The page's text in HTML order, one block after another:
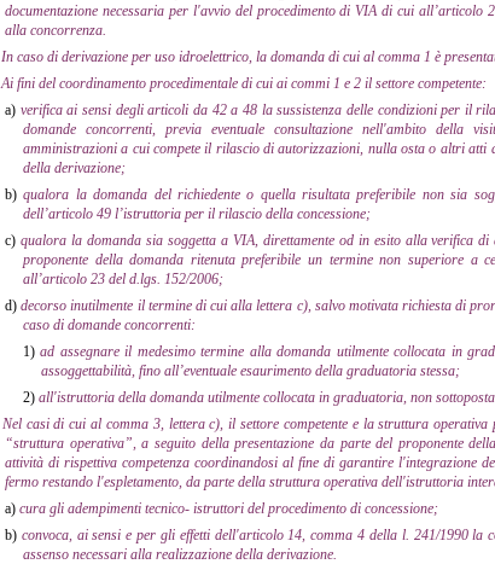
documentazione necessaria per l'avvio del procedimento di VIA di cui
alla concorrenza.
In caso di derivazione per uso idroelettrico, la domanda di cui al comma 1 è
Ai fini del coordinamento procedimentale di cui ai commi 1 e 2 il settore competente:
a) verifica ai sensi degli articoli da 42 a 48 la sussistenza delle condizioni per il
domande concorrenti, previa eventuale consultazione nell'ambito della
amministrazioni a cui compete il rilascio di autorizzazioni, nulla osta o altri atti
della derivazione;
b) qualora la domanda del richiedente o quella risultata preferibile non sia
dell’articolo 49 l’istruttoria per il rilascio della concessione;
c) qualora la domanda sia soggetta a VIA, direttamente od in esito alla verifica
proponente della domanda ritenuta preferibile un termine non superiore a
all’articolo 23 del d.lgs. 152/2006;
d) decorso inutilmente il termine di cui alla lettera c), salvo motivata richiesta di
caso di domande concorrenti:
1) ad assegnare il medesimo termine alla domanda utilmente collocata in
assoggettabilità, fino all’eventuale esaurimento della graduatoria stessa;
2) all'istruttoria della domanda utilmente collocata in graduatoria, non
Nel casi di cui al comma 3, lettera c), il settore competente e la struttura
“struttura operativa”, a seguito della presentazione da parte del proponente
attività di rispettiva competenza coordinandosi al fine di garantire l'integrazione
fermo restando l'espletamento, da parte della struttura operativa dell'istruttoria
a) cura gli adempimenti tecnico- istruttori del procedimento di concessione;
b) convoca, ai sensi e per gli effetti dell'articolo 14, comma 4 della l. 241/1990
assenso necessari alla realizzazione della derivazione.